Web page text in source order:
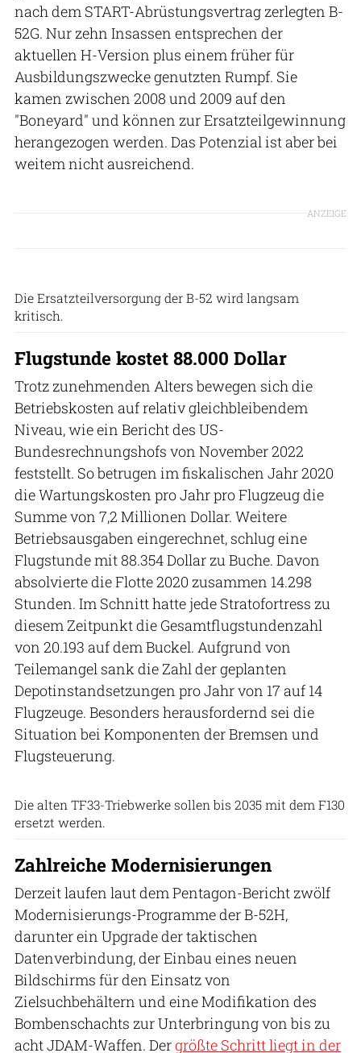
nach dem START-Abrüstungsvertrag zerlegten B-
52G. Nur zehn Insassen entsprechen der
aktuellen H-Version plus einem früher für
Ausbildungszwecke genutzten Rumpf. Sie
kamen zwischen 2008 und 2009 auf den
"Boneyard" und können zur Ersatzteilgewinnung
herangezogen werden. Das Potenzial ist aber bei
weitem nicht ausreichend.
ANZEIGE
Die Ersatzteilversorgung der B-52 wird langsam
kritisch.
Flugstunde kostet 88.000 Dollar
Trotz zunehmenden Alters bewegen sich die
Betriebskosten auf relativ gleichbleibendem
Niveau, wie ein Bericht des US-
Bundesrechnungshofs von November 2022
feststellt. So betrugen im fiskalischen Jahr 2020
die Wartungskosten pro Jahr pro Flugzeug die
Summe von 7,2 Millionen Dollar. Weitere
Betriebsausgaben eingerechnet, schlug eine
Flugstunde mit 88.354 Dollar zu Buche. Davon
absolvierte die Flotte 2020 zusammen 14.298
Stunden. Im Schnitt hatte jede Stratofortress zu
diesem Zeitpunkt die Gesamtflugstundenzahl
von 20.193 auf dem Buckel. Aufgrund von
Teilemangel sank die Zahl der geplanten
Depotinstandsetzungen pro Jahr von 17 auf 14
Flugzeuge. Besonders herausfordernd sei die
Situation bei Komponenten der Bremsen und
Flugsteuerung.
Die alten TF33-Triebwerke sollen bis 2035 mit dem F130
ersetzt werden.
Zahlreiche Modernisierungen
Derzeit laufen laut dem Pentagon-Bericht zwölf
Modernisierungs-Programme der B-52H,
darunter ein Upgrade der taktischen
Datenverbindung, der Einbau eines neuen
Bildschirms für den Einsatz von
Zielsuchbehältern und eine Modifikation des
Bombenschachts zur Unterbringung von bis zu
acht JDAM-Waffen. Dergrößte Schritt liegt in der